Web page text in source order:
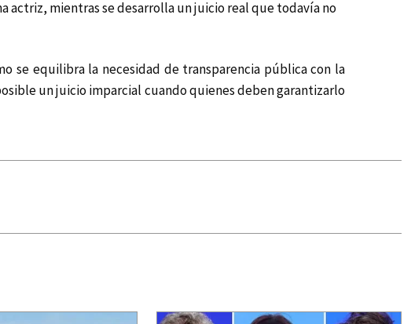
actriz, mientras se desarrolla un juicio real que todavía no
se equilibra la necesidad de transparencia pública con la
un juicio imparcial cuando quienes deben garantizarlo